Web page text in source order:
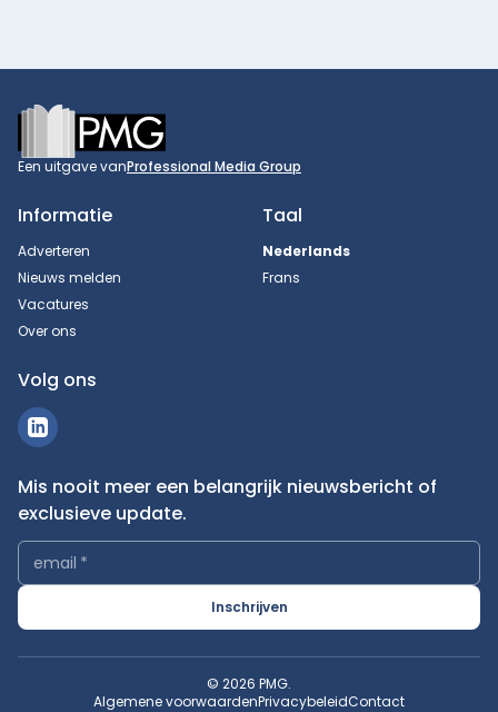
Footer
Een uitgave vanProfessional Media Group
Informatie
Adverteren
Nieuws melden
Vacatures
Over ons
Taal
Nederlands
Frans
Volg ons
Mis nooit meer een belangrijk nieuwsbericht of
exclusieve update.
email *
Inschrijven
© 2026 PMG.
Algemene voorwaardenPrivacybeleidContact